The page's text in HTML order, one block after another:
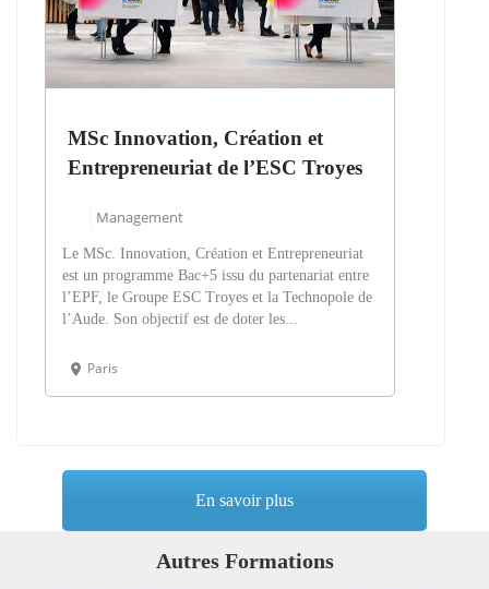
MSc Innovation, Création et
Entrepreneuriat de l’ESC Troyes
Management
Le MSc. Innovation, Création et Entrepreneuriat
est un programme Bac+5 issu du partenariat entre
l’EPF, le Groupe ESC Troyes et la Technopole de
l’Aude. Son objectif est de doter les...
Paris
En savoir plus
Autres Formations